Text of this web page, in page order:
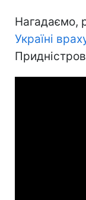
Нагадаємо,
Україні